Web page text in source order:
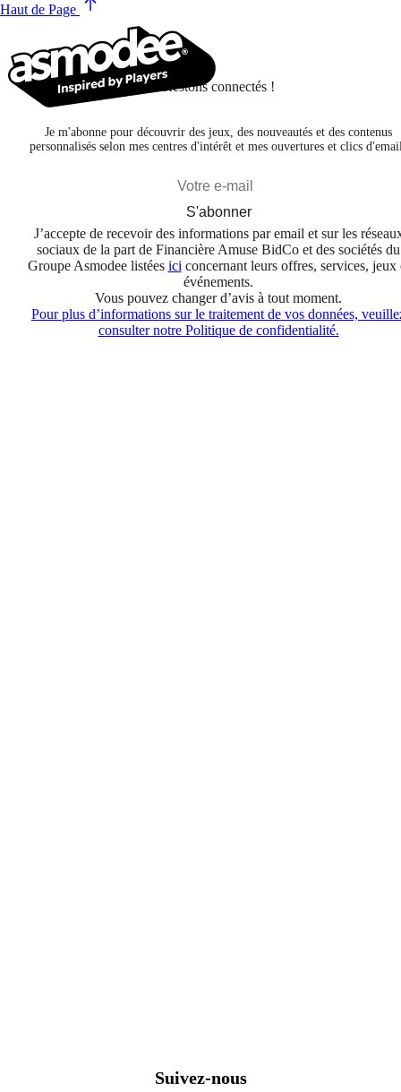
Haut de Page
Restons connectés !
Je m'abonne pour découvrir des jeux, des nouveautés et des contenus
personnalisés selon mes centres d'intérêt et mes ouvertures et clics
S'abonner
J’accepte de recevoir des informations par email et sur les
sociaux de la part de Financière Amuse BidCo et des sociétés du
Groupe Asmodee listées ici concernant leurs offres, services, jeux
événements.
Vous pouvez changer d’avis à tout moment.
Pour plus d’informations sur le traitement de vos données,
consulter notre Politique de confidentialité.
Suivez-nous